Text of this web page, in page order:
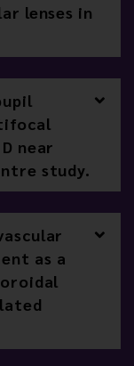
lenses in
near
study.
as a